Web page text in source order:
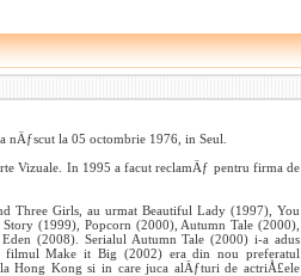
nÄƒscut la 05 octombrie 1976, in Seul.
Vizuale. In 1995 a facut reclamÄƒ pentru firma de
Three Girls, au urmat Beautiful Lady (1997), You
(1999), Popcorn (2000), Autumn Tale (2000),
(2008). Serialul Autumn Tale (2000) i-a adus
filmul Make it Big (2002) era din nou preferatul
Hong Kong si in care juca alÄƒturi de actriÅ£ele